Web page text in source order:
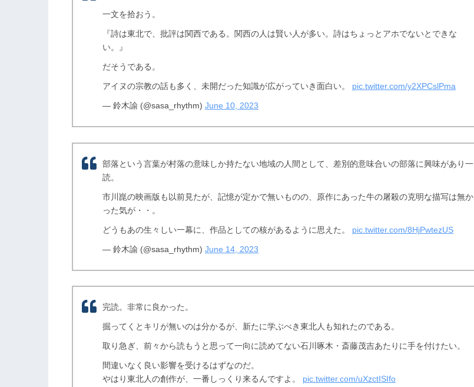
一文を拾おう。
『詩は東北で、批評は関西である。関西の人は賢い人が多い。詩はちょっとアホでないとできな
い。』
だそうである。
アイヌの宗教の話も多く、未開だった知識が広がっていき面白い。 pic.twitter.com/y2XPCslPma
— 鈴木諭 (@sasa_rhythm) June 10, 2023
部落という言葉が村落の意味しか持たない地域の人間として、差別的意味合いの部落に興味があり一
読。
市川崑の映画版も以前見たが、記憶が定かで無いものの、原作にあった牛の屠殺の克明な描写は無か
った気が・・。
どうもあの生々しい一幕に、作品としての核があるように思えた。 pic.twitter.com/8HjPwtezUS
— 鈴木諭 (@sasa_rhythm) June 14, 2023
完読。非常に良かった。
掘ってくとキリが無いのは分かるが、新たに学ぶべき東北人も知れたのである。
取り急ぎ、前々から読もうと思って一向に読めてない石川啄木・斎藤茂吉あたりに手を付けたい。
間違いなく良い影響を受けるはずなのだ。
やはり東北人の創作が、一番しっくり来るんですよ。 pic.twitter.com/uXzctISIfo